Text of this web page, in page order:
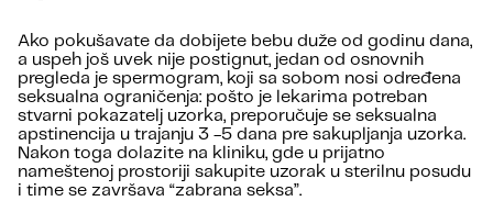
Ako pokušavate da dobijete bebu duže od godinu dana,
a uspeh još uvek nije postignut, jedan od osnovnih
pregleda je spermogram, koji sa sobom nosi određena
seksualna ograničenja: pošto je lekarima potreban
stvarni pokazatelj uzorka, preporučuje se seksualna
apstinencija u trajanju 3 -5 dana pre sakupljanja uzorka.
Nakon toga dolazite na kliniku, gde u prijatno
nameštenoj prostoriji sakupite uzorak u sterilnu posudu
i time se završava “zabrana seksa”.